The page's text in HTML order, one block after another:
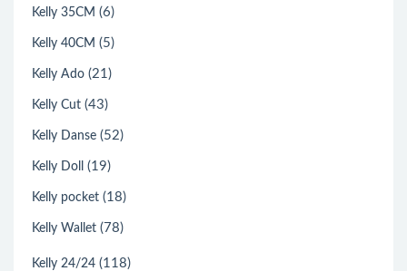
Kelly 35CM (6)
Kelly 40CM (5)
Kelly Ado (21)
Kelly Cut (43)
Kelly Danse (52)
Kelly Doll (19)
Kelly pocket (18)
Kelly Wallet (78)
Kelly 24/24 (118)